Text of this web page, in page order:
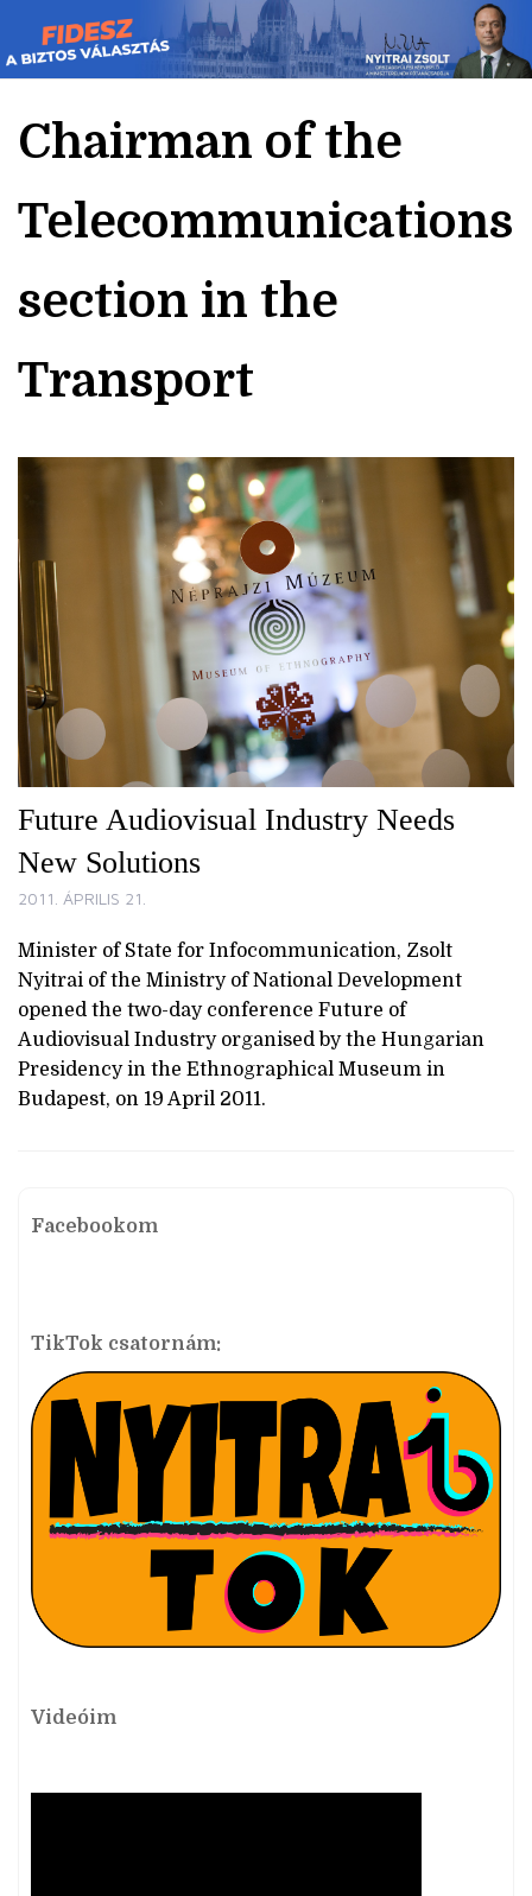
Skip
to
content
Chairman of the
Telecommunications
section in the
Transport
Future Audiovisual Industry Needs
New Solutions
2011. ÁPRILIS 21.
Minister of State for Infocommunication, Zsolt
Nyitrai of the Ministry of National Development
opened the two-day conference Future of
Audiovisual Industry organised by the Hungarian
Presidency in the Ethnographical Museum in
Budapest, on 19 April 2011.
Facebookom
TikTok csatornám:
Videóim